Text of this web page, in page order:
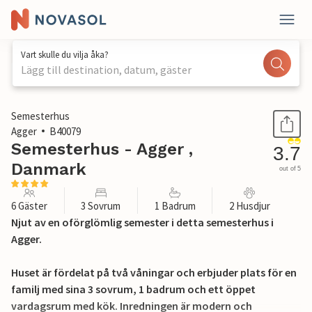
Vart skulle du vilja åka?
Lägg till destination, datum, gäster
1 / 24
Semesterhus
Agger
B40079
Semesterhus - Agger ,
Danmark
3.7
out of 5
6 Gäster 3 Sovrum 1 Badrum 2 Husdjur
Njut av en oförglömlig semester i detta semesterhus i
Agger.
Huset är fördelat på två våningar och erbjuder plats för en
familj med sina 3 sovrum, 1 badrum och ett öppet
vardagsrum med kök. Inredningen är modern och